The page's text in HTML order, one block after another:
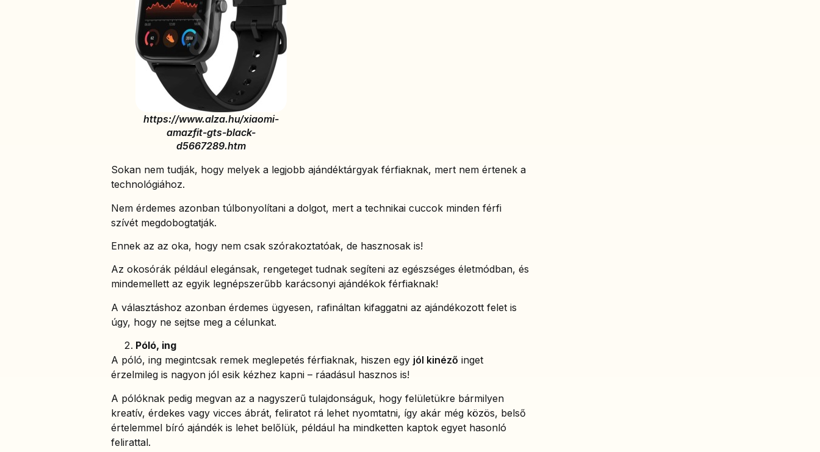
https://www.alza.hu/xiaomi-
amazfit-gts-black-
d5667289.htm
Sokan nem tudják, hogy melyek a legjobb ajándéktárgyak férfiaknak, mert nem értenek a
technológiához.
Nem érdemes azonban túlbonyolítani a dolgot, mert a technikai cuccok minden férfi
szívét megdobogtatják.
Ennek az az oka, hogy nem csak szórakoztatóak, de hasznosak is!
Az okosórák például elegánsak, rengeteget tudnak segíteni az egészséges életmódban, és
mindemellett az egyik legnépszerűbb karácsonyi ajándékok férfiaknak!
A választáshoz azonban érdemes ügyesen, rafináltan kifaggatni az ajándékozott felet is
úgy, hogy ne sejtse meg a célunkat.
Póló, ing
A póló, ing megintcsak remek meglepetés férfiaknak, hiszen egy jól kinéző inget
érzelmileg is nagyon jól esik kézhez kapni – ráadásul hasznos is!
A pólóknak pedig megvan az a nagyszerű tulajdonságuk, hogy felületükre bármilyen
kreatív, érdekes vagy vicces ábrát, feliratot rá lehet nyomtatni, így akár még közös, belső
értelemmel bíró ajándék is lehet belőlük, például ha mindketten kaptok egyet hasonló
felirattal.